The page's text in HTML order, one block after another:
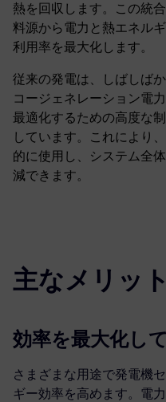
熱を回収します。この統
料源から電力と熱エネル
利用率を最大化します。
従来の発電は、しばしば
コージェネレーション電
最適化するための高度な
しています。これにより
的に使用し、システム全
減できます。
主なメリット
効率を最大化し
さまざまな用途で発電機
ギー効率を高めます。電